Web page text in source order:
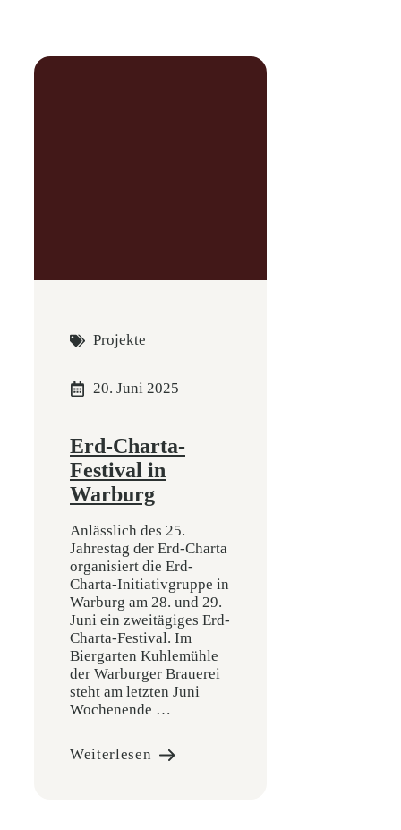
Projekte
20. Juni 2025
Erd-Charta-
Festival in
Warburg
Anlässlich des 25.
Jahrestag der Erd-Charta
organisiert die Erd-
Charta-Initiativgruppe in
Warburg am 28. und 29.
Juni ein zweitägiges Erd-
Charta-Festival. Im
Biergarten Kuhlemühle
der Warburger Brauerei
steht am letzten Juni
Wochenende …
Weiterlesen